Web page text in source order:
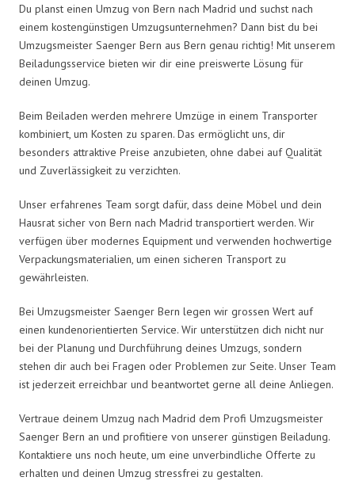
Du planst einen Umzug von Bern nach Madrid und suchst nach
einem kostengünstigen Umzugsunternehmen? Dann bist du bei
Umzugsmeister Saenger Bern aus Bern genau richtig! Mit unserem
Beiladungsservice bieten wir dir eine preiswerte Lösung für
deinen Umzug.
Beim Beiladen werden mehrere Umzüge in einem Transporter
kombiniert, um Kosten zu sparen. Das ermöglicht uns, dir
besonders attraktive Preise anzubieten, ohne dabei auf Qualität
und Zuverlässigkeit zu verzichten.
Unser erfahrenes Team sorgt dafür, dass deine Möbel und dein
Hausrat sicher von Bern nach Madrid transportiert werden. Wir
verfügen über modernes Equipment und verwenden hochwertige
Verpackungsmaterialien, um einen sicheren Transport zu
gewährleisten.
Bei Umzugsmeister Saenger Bern legen wir grossen Wert auf
einen kundenorientierten Service. Wir unterstützen dich nicht nur
bei der Planung und Durchführung deines Umzugs, sondern
stehen dir auch bei Fragen oder Problemen zur Seite. Unser Team
ist jederzeit erreichbar und beantwortet gerne all deine Anliegen.
Vertraue deinem Umzug nach Madrid dem Profi Umzugsmeister
Saenger Bern an und profitiere von unserer günstigen Beiladung.
Kontaktiere uns noch heute, um eine unverbindliche Offerte zu
erhalten und deinen Umzug stressfrei zu gestalten.